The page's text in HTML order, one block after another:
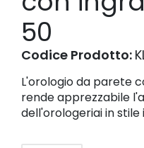
50
Codice Prodotto:
L'orologio da parete
rende apprezzabile
dell'orologeriai in stile